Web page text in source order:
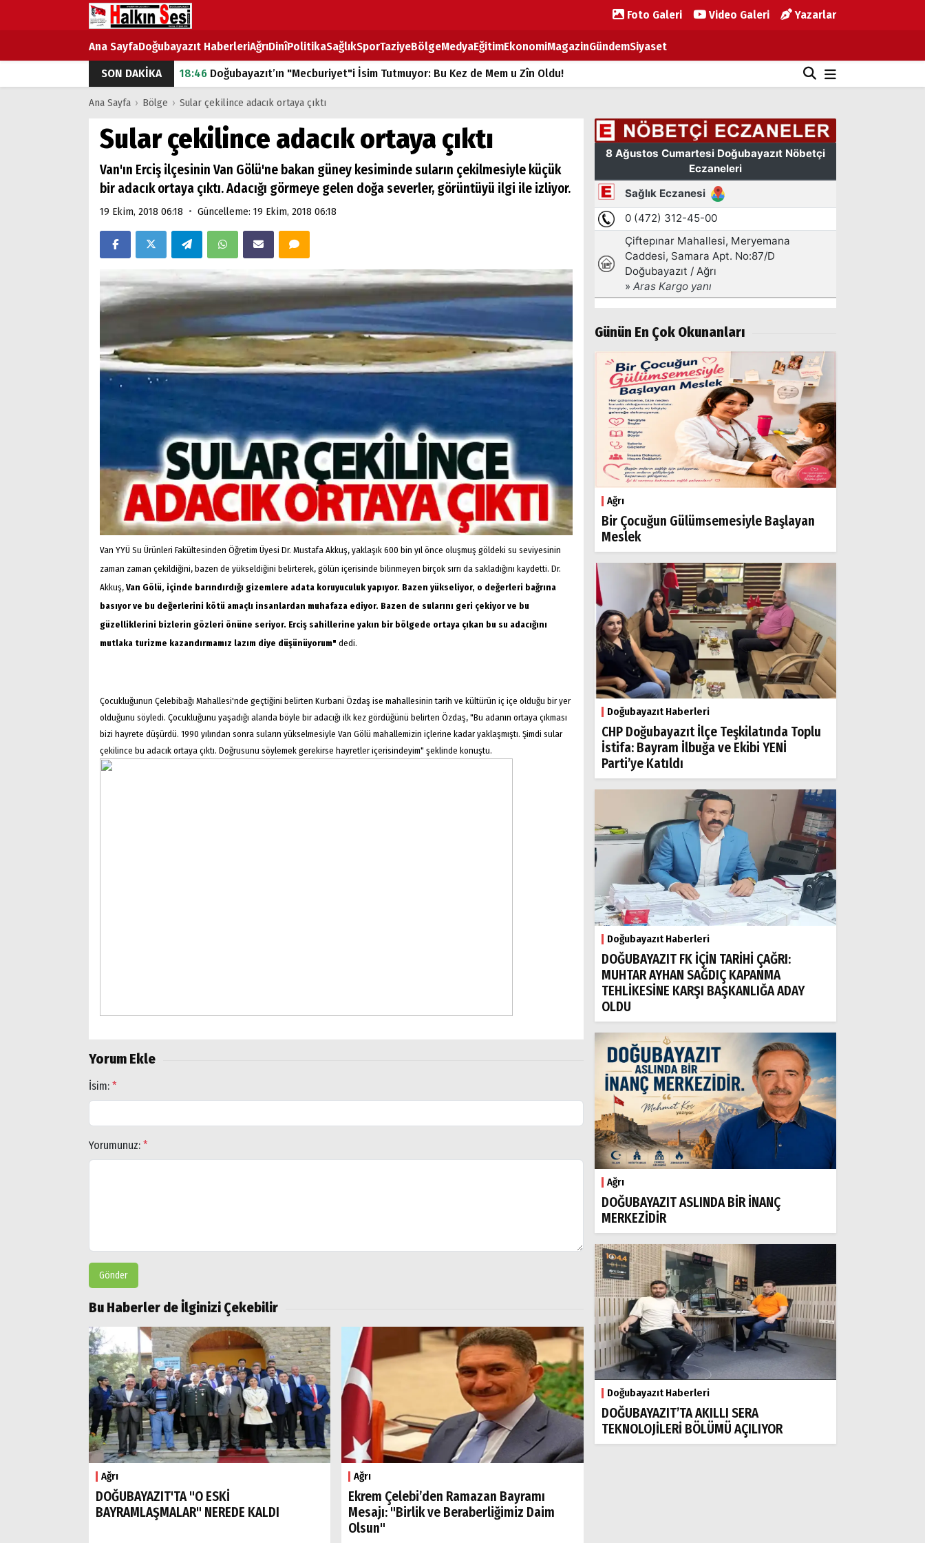
Foto Galeri Video Galeri Yazarlar
Ana SayfaDoğubayazıt HaberleriAğrıDinîPolitikaSağlıkSporTaziyeBölgeMedyaEğitimEkonomiMagazinGündemSiyaset
SON DAKİKA
18:46 Doğubayazıt’ın "Mecburiyet"i İsim Tutmuyor: Bu Kez de Mem u Zîn Oldu!
07:53Doğubayazıt’ta Ekmek Fiyatlarına Zam
07:16 Doğubayazıt'ta çocukların sırtındaki ağır yük
07:00DEVLET ve HÜKÜMET
18:29ÇARŞI CADDESİ YAZ BOZ TAHTASI
Ana Sayfa › Bölge › Sular çekilince adacık ortaya çıktı
Sular çekilince adacık ortaya çıktı
Van'ın Erciş ilçesinin Van Gölü'ne bakan güney kesiminde suların çekilmesiyle küçük
bir adacık ortaya çıktı. Adacığı görmeye gelen doğa severler, görüntüyü ilgi ile izliyor.
19 Ekim, 2018 06:18 • Güncelleme: 19 Ekim, 2018 06:18
Van YYÜ Su Ürünleri Fakültesinden Öğretim Üyesi Dr. Mustafa Akkuş, yaklaşık 600 bin yıl önce oluşmuş göldeki su seviyesinin
zaman zaman çekildiğini, bazen de yükseldiğini belirterek, gölün içerisinde bilinmeyen birçok sırrı da sakladığını kaydetti. Dr.
Akkuş, Van Gölü, içinde barındırdığı gizemlere adata koruyuculuk yapıyor. Bazen yükseliyor, o değerleri bağrına
basıyor ve bu değerlerini kötü amaçlı insanlardan muhafaza ediyor. Bazen de sularını geri çekiyor ve bu
güzelliklerini bizlerin gözleri önüne seriyor. Erciş sahillerine yakın bir bölgede ortaya çıkan bu su adacığını
mutlaka turizme kazandırmamız lazım diye düşünüyorum" dedi.
Çocukluğunun Çelebibağı Mahallesi'nde geçtiğini belirten Kurbani Özdaş ise mahallesinin tarih ve kültürün iç içe olduğu bir yer
olduğunu söyledi. Çocukluğunu yaşadığı alanda böyle bir adacığı ilk kez gördüğünü belirten Özdaş, "Bu adanın ortaya çıkması
bizi hayrete düşürdü. 1990 yılından sonra suların yükselmesiyle Van Gölü mahallemizin içlerine kadar yaklaşmıştı. Şimdi sular
çekilince bu adacık ortaya çıktı. Doğrusunu söylemek gerekirse hayretler içerisindeyim" şeklinde konuştu.
Yorum Ekle
İsim: *
Yorumunuz: *
Gönder
Bu Haberler de İlginizi Çekebilir
Ağrı
DOĞUBAYAZIT'TA "O ESKİ
BAYRAMLAŞMALAR" NEREDE KALDI
Ağrı
Ekrem Çelebi’den Ramazan Bayramı
Mesajı: "Birlik ve Beraberliğimiz Daim
Olsun"
Günün En Çok Okunanları
Ağrı
Bir Çocuğun Gülümsemesiyle Başlayan
Meslek
Doğubayazıt Haberleri
CHP Doğubayazıt İlçe Teşkilatında Toplu
İstifa: Bayram İlbuğa ve Ekibi YENİ
Parti’ye Katıldı
Doğubayazıt Haberleri
DOĞUBAYAZIT FK İÇİN TARİHİ ÇAĞRI:
MUHTAR AYHAN SAĞDIÇ KAPANMA
TEHLİKESİNE KARŞI BAŞKANLIĞA ADAY
OLDU
Ağrı
DOĞUBAYAZIT ASLINDA BİR İNANÇ
MERKEZİDİR
Doğubayazıt Haberleri
DOĞUBAYAZIT’TA AKILLI SERA
TEKNOLOJİLERİ BÖLÜMÜ AÇILIYOR